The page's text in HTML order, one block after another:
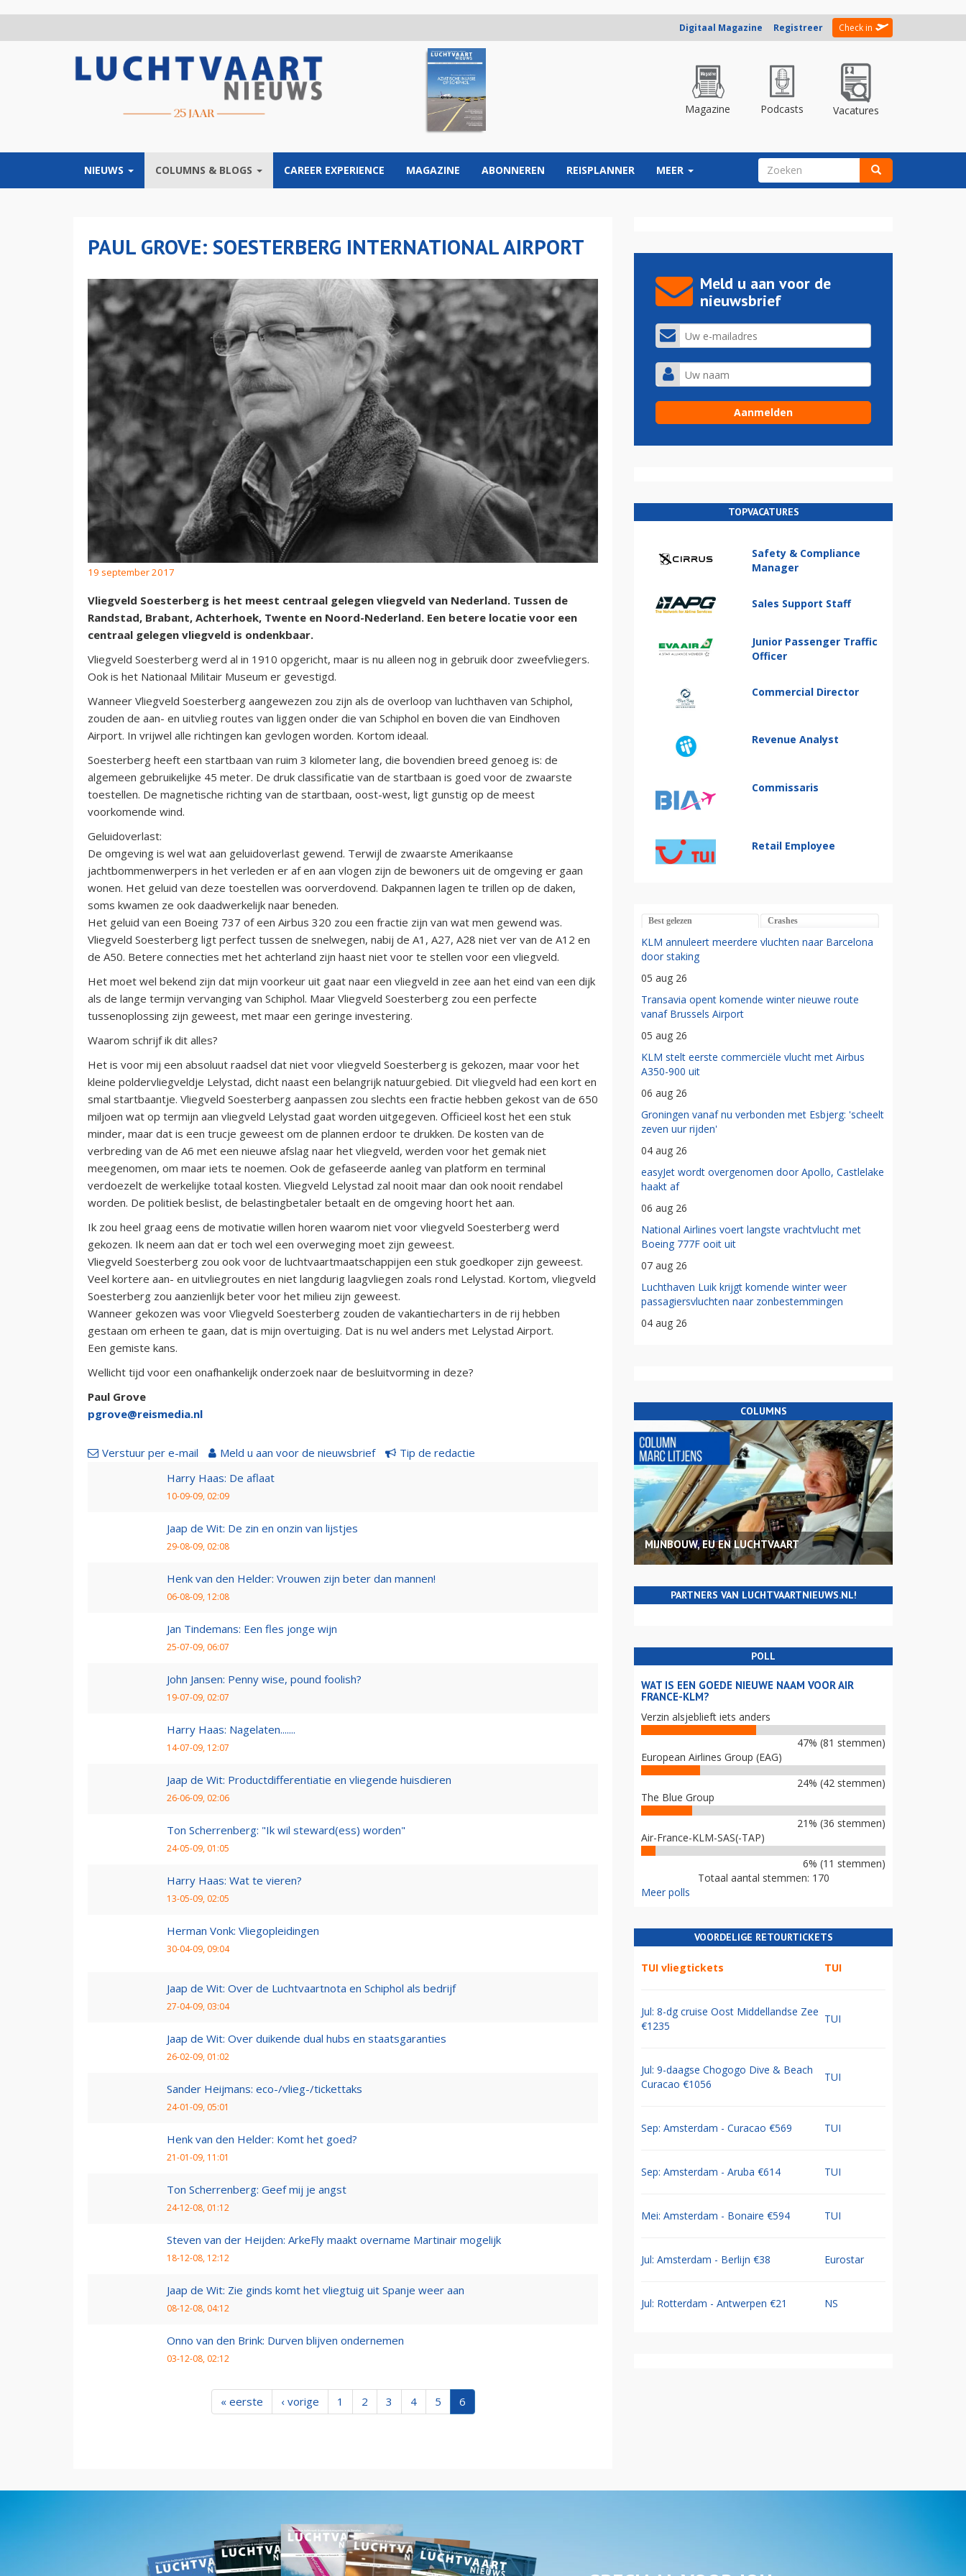
Digitaal Magazine Registreer Check in
Magazine Podcasts Vacatures
NIEUWS COLUMNS & BLOGS CAREER EXPERIENCE MAGAZINE ABONNEREN REISPLANNER MEER ZOEKVELD
PAUL GROVE: SOESTERBERG INTERNATIONAL AIRPORT
19 september 2017
Vliegveld Soesterberg is het meest centraal gelegen vliegveld van Nederland. Tussen de
Randstad, Brabant, Achterhoek, Twente en Noord-Nederland. Een betere locatie voor een
centraal gelegen vliegveld is ondenkbaar.
Vliegveld Soesterberg werd al in 1910 opgericht, maar is nu alleen nog in gebruik door zweefvliegers.
Ook is het Nationaal Militair Museum er gevestigd.
Wanneer Vliegveld Soesterberg aangewezen zou zijn als de overloop van luchthaven van Schiphol,
zouden de aan- en uitvlieg routes van liggen onder die van Schiphol en boven die van Eindhoven
Airport. In vrijwel alle richtingen kan gevlogen worden. Kortom ideaal.
Soesterberg heeft een startbaan van ruim 3 kilometer lang, die bovendien breed genoeg is: de
algemeen gebruikelijke 45 meter. De druk classificatie van de startbaan is goed voor de zwaarste
toestellen. De magnetische richting van de startbaan, oost-west, ligt gunstig op de meest
voorkomende wind.
Geluidoverlast:
De omgeving is wel wat aan geluidoverlast gewend. Terwijl de zwaarste Amerikaanse
jachtbommenwerpers in het verleden er af en aan vlogen zijn de bewoners uit de omgeving er gaan
wonen. Het geluid van deze toestellen was oorverdovend. Dakpannen lagen te trillen op de daken,
soms kwamen ze ook daadwerkelijk naar beneden.
Het geluid van een Boeing 737 of een Airbus 320 zou een fractie zijn van wat men gewend was.
Vliegveld Soesterberg ligt perfect tussen de snelwegen, nabij de A1, A27, A28 niet ver van de A12 en
de A50. Betere connecties met het achterland zijn haast niet voor te stellen voor een vliegveld.
Het moet wel bekend zijn dat mijn voorkeur uit gaat naar een vliegveld in zee aan het eind van een dijk
als de lange termijn vervanging van Schiphol. Maar Vliegveld Soesterberg zou een perfecte
tussenoplossing zijn geweest, met maar een geringe investering.
Waarom schrijf ik dit alles?
Het is voor mij een absoluut raadsel dat niet voor vliegveld Soesterberg is gekozen, maar voor het
kleine poldervliegveldje Lelystad, dicht naast een belangrijk natuurgebied. Dit vliegveld had een kort en
smal startbaantje. Vliegveld Soesterberg aanpassen zou slechts een fractie hebben gekost van de 650
miljoen wat op termijn aan vliegveld Lelystad gaat worden uitgegeven. Officieel kost het een stuk
minder, maar dat is een trucje geweest om de plannen erdoor te drukken. De kosten van de
verbreding van de A6 met een nieuwe afslag naar het vliegveld, werden voor het gemak niet
meegenomen, om maar iets te noemen. Ook de gefaseerde aanleg van platform en terminal
verdoezelt de werkelijke totaal kosten. Vliegveld Lelystad zal nooit maar dan ook nooit rendabel
worden. De politiek beslist, de belastingbetaler betaalt en de omgeving hoort het aan.
Ik zou heel graag eens de motivatie willen horen waarom niet voor vliegveld Soesterberg werd
gekozen. Ik neem aan dat er toch wel een overweging moet zijn geweest.
Vliegveld Soesterberg zou ook voor de luchtvaartmaatschappijen een stuk goedkoper zijn geweest.
Veel kortere aan- en uitvliegroutes en niet langdurig laagvliegen zoals rond Lelystad. Kortom, vliegveld
Soesterberg zou aanzienlijk beter voor het milieu zijn geweest.
Wanneer gekozen was voor Vliegveld Soesterberg zouden de vakantiecharters in de rij hebben
gestaan om erheen te gaan, dat is mijn overtuiging. Dat is nu wel anders met Lelystad Airport.
Een gemiste kans.
Wellicht tijd voor een onafhankelijk onderzoek naar de besluitvorming in deze?
Paul Grove
pgrove@reismedia.nl
Verstuur per e-mail Meld u aan voor de nieuwsbrief
Tip de redactie
Harry Haas: De aflaat
10-09-09, 02:09
Jaap de Wit: De zin en onzin van lijstjes
29-08-09, 02:08
Henk van den Helder: Vrouwen zijn beter dan mannen!
06-08-09, 12:08
Jan Tindemans: Een fles jonge wijn
25-07-09, 06:07
John Jansen: Penny wise, pound foolish?
19-07-09, 02:07
Harry Haas: Nagelaten.......
14-07-09, 12:07
Jaap de Wit: Productdifferentiatie en vliegende huisdieren
26-06-09, 02:06
Ton Scherrenberg: "Ik wil steward(ess) worden"
24-05-09, 01:05
Harry Haas: Wat te vieren?
13-05-09, 02:05
Herman Vonk: Vliegopleidingen
30-04-09, 09:04
Jaap de Wit: Over de Luchtvaartnota en Schiphol als bedrijf
27-04-09, 03:04
Jaap de Wit: Over duikende dual hubs en staatsgaranties
26-02-09, 01:02
Sander Heijmans: eco-/vlieg-/tickettaks
24-01-09, 05:01
Henk van den Helder: Komt het goed?
21-01-09, 11:01
Ton Scherrenberg: Geef mij je angst
24-12-08, 01:12
Steven van der Heijden: ArkeFly maakt overname Martinair mogelijk
18-12-08, 12:12
Jaap de Wit: Zie ginds komt het vliegtuig uit Spanje weer aan
08-12-08, 04:12
Onno van den Brink: Durven blijven ondernemen
03-12-08, 02:12
« eerste ‹ vorige 1 2 3 4 5 6
Meld u aan voor de
nieuwsbrief
TOPVACATURES
Safety & Compliance
Manager
Sales Support Staff
Junior Passenger Traffic
Officer
Commercial Director
Revenue Analyst
Commissaris
Retail Employee
Best gelezen Crashes
KLM annuleert meerdere vluchten naar Barcelona
door staking
05 aug 26
Transavia opent komende winter nieuwe route
vanaf Brussels Airport
05 aug 26
KLM stelt eerste commerciële vlucht met Airbus
A350-900 uit
06 aug 26
Groningen vanaf nu verbonden met Esbjerg: 'scheelt
zeven uur rijden'
04 aug 26
easyJet wordt overgenomen door Apollo, Castlelake
haakt af
06 aug 26
National Airlines voert langste vrachtvlucht met
Boeing 777F ooit uit
07 aug 26
Luchthaven Luik krijgt komende winter weer
passagiersvluchten naar zonbestemmingen
04 aug 26
COLUMNS
MIJNBOUW, EU EN LUCHTVAART
PARTNERS VAN LUCHTVAARTNIEUWS.NL!
POLL
WAT IS EEN GOEDE NIEUWE NAAM VOOR AIR
FRANCE-KLM?
Verzin alsjeblieft iets anders
47% (81 stemmen)
European Airlines Group (EAG)
24% (42 stemmen)
The Blue Group
21% (36 stemmen)
Air-France-KLM-SAS(-TAP)
6% (11 stemmen)
Totaal aantal stemmen: 170
Meer polls
VOORDELIGE RETOURTICKETS
TUI vliegtickets TUI
Jul: 8-dg cruise Oost Middellandse Zee
€1235
TUI
Jul: 9-daagse Chogogo Dive & Beach
Curacao €1056
TUI
Sep: Amsterdam - Curacao €569 TUI
Sep: Amsterdam - Aruba €614 TUI
Mei: Amsterdam - Bonaire €594 TUI
Jul: Amsterdam - Berlijn €38 Eurostar
Jul: Rotterdam - Antwerpen €21 NS